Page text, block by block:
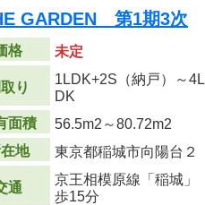
GARDEN 第1期3次
格 未定
り
1LDK+2S（納戸）～4L
DK
面積
56.5m2 ～80.72m2
地
東京都稲城市向陽台２
通
京王相模原線「稲城」
歩15分